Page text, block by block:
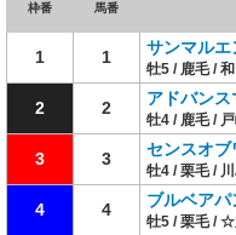
枠番 馬番
1 1 サンマルエ
牡5 / 鹿毛 /
2 2 アドバンス
牡4 / 鹿毛 /
3 3 センスオブ
牡4 / 栗毛 /
4 4 ブルベアパ
牡5 / 栗毛 /